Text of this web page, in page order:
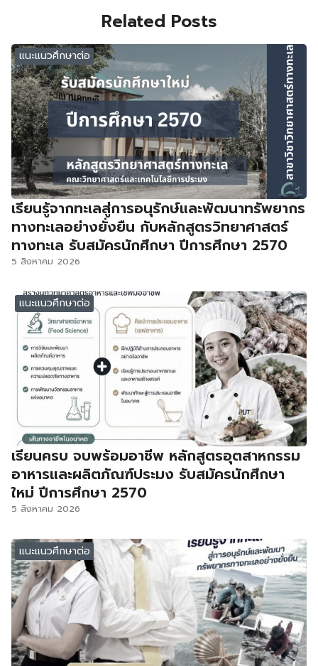
Related Posts
แนะแนวศึกษาต่อ
เรียนรู้จากทะเลสู่การอนุรักษ์และพัฒนาทรัพยากร
ทางทะเลอย่างยั่งยืน กับหลักสูตรวิทยาศาสตร์
ทางทะเล รับสมัครนักศึกษา ปีการศึกษา 2570
5 สิงหาคม 2026
แนะแนวศึกษาต่อ
เรียนครบ จบพร้อมอาชีพ หลักสูตรอุตสาหกรรม
อาหารและผลิตภัณฑ์ประมง รับสมัครนักศึกษา
ใหม่ ปีการศึกษา 2570
5 สิงหาคม 2026
แนะแนวศึกษาต่อ